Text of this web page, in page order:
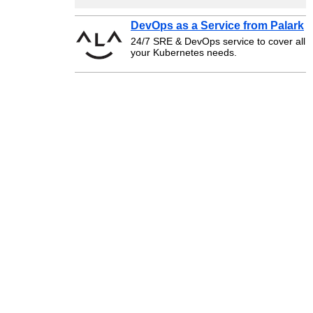
DevOps as a Service from Palark
24/7 SRE & DevOps service to cover all
your Kubernetes needs.